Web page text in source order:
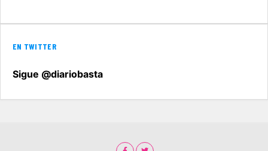
EN TWITTER
Sigue @diariobasta